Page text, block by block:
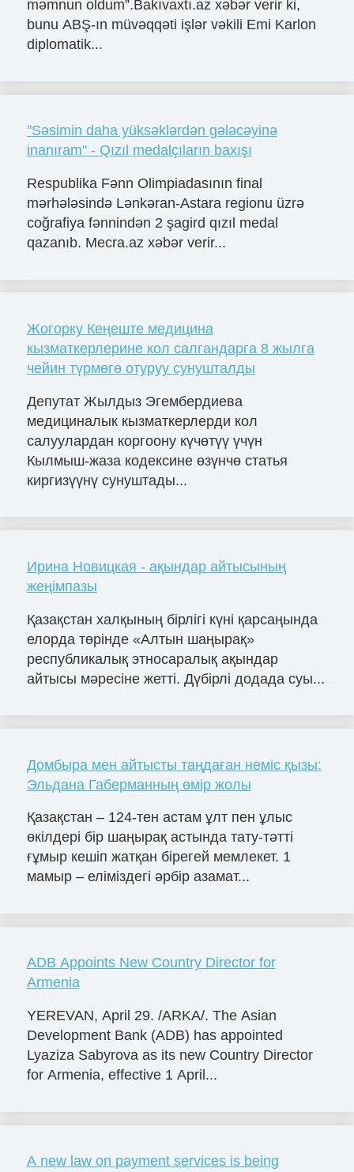
məmnun oldum”.Bakıvaxtı.az xəbər verir ki,
bunu ABŞ-ın müvəqqəti işlər vəkili Emi Karlon
diplomatik...
"Səsimin daha yüksəklərdən gələcəyinə
inanıram" - Qızıl medalçıların baxışı
Respublika Fənn Olimpiadasının final
mərhələsində Lənkəran-Astara regionu üzrə
coğrafiya fənnindən 2 şagird qızıl medal
qazanıb. Mecra.az xəbər verir...
Жогорку Кеңеште медицина
кызматкерлерине кол салгандарга 8 жылга
чейин түрмөгө отуруу сунушталды
Депутат Жылдыз Эгембердиева
медициналык кызматкерлерди кол
салуулардан коргоону күчөтүү үчүн
Кылмыш-жаза кодексине өзүнчө статья
киргизүүнү сунуштады...
Ирина Новицкая - ақындар айтысының
жеңімпазы
Қазақстан халқының бірлігі күні қарсаңында
елорда төрінде «Алтын шаңырақ»
республикалық этносаралық ақындар
айтысы мәресіне жетті. Дүбірлі додада суы...
Домбыра мен айтысты таңдаған неміс қызы:
Эльдана Габерманның өмір жолы
Қазақстан – 124-тен астам ұлт пен ұлыс
өкілдері бір шаңырақ астында тату-тәтті
ғұмыр кешіп жатқан бірегей мемлекет. 1
мамыр – еліміздегі әрбір азамат...
ADB Appoints New Country Director for
Armenia
YEREVAN, April 29. /ARKA/. The Asian
Development Bank (ADB) has appointed
Lyaziza Sabyrova as its new Country Director
for Armenia, effective 1 April...
A new law on payment services is being